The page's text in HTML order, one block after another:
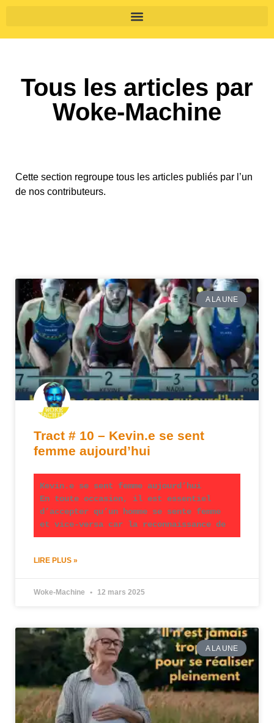
Tous les articles par
Woke-Machine
Cette section regroupe tous les articles publiés par l’un
de nos contributeurs.
A LA UNE
Tract # 10 – Kevin.e se sent
femme aujourd’hui
Kevin.e se sent femme aujourd’hui
En toute occasion, il est essentiel
d’accepter qu’un homme se sente femme
et vice-versa car la reconnaissance de
LIRE PLUS »
Woke-Machine 12 mars 2025
A LA UNE